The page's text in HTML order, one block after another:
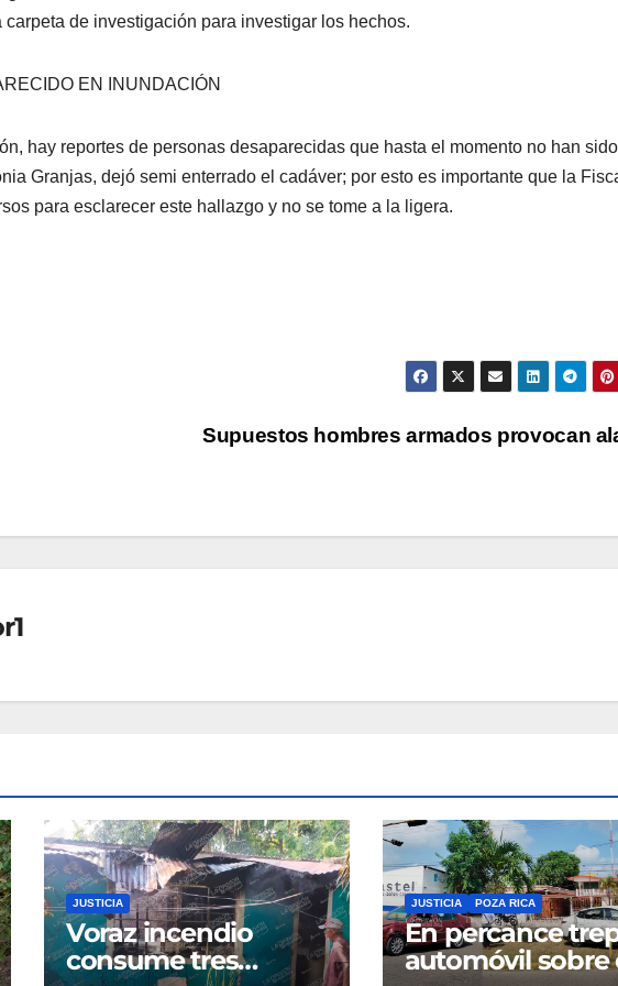
de investigación para investigar los hechos.
EN INUNDACIÓN
hay reportes de personas desaparecidas que hasta el momento no han sido
Granjas, dejó semi enterrado el cadáver; por esto es importante que la
para esclarecer este hallazgo y no se tome a la ligera.
Supuestos hombres armados provocan
JUSTICIA
Voraz incendio
consume tres
JUSTICIA POZA RICA
En percance
automóvil sobre